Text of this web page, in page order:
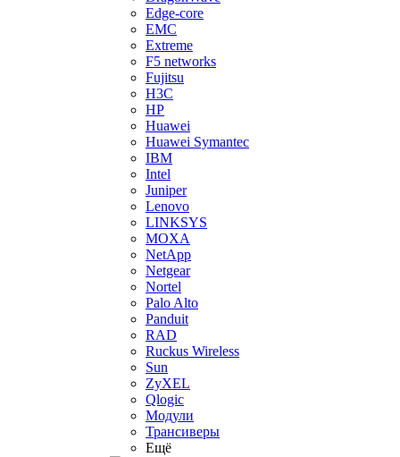
Edge-core
EMC
Extreme
F5 networks
Fujitsu
H3С
HP
Huawei
Huawei Symantec
IBM
Intel
Juniper
Lenovo
LINKSYS
MOXA
NetApp
Netgear
Nortel
Palo Alto
Panduit
RAD
Ruckus Wireless
Sun
ZyXEL
Qlogic
Модули
Трансиверы
Ещё